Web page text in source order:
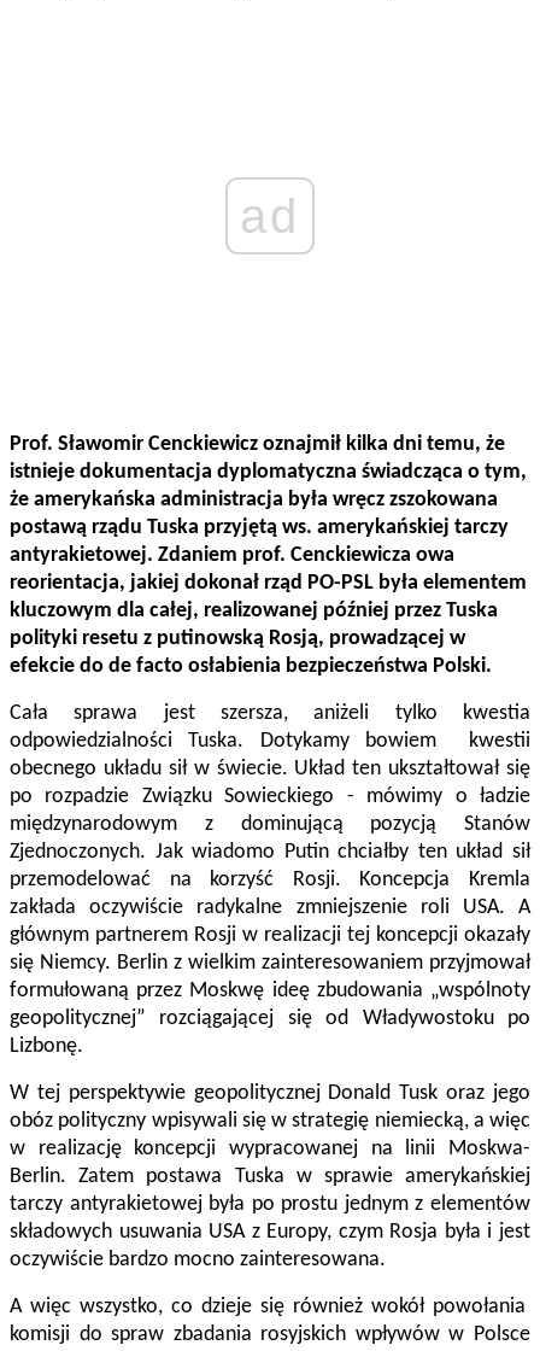
ad
Prof. Sławomir Cenckiewicz oznajmił kilka dni temu, że
istnieje dokumentacja dyplomatyczna świadcząca o tym,
że amerykańska administracja była wręcz zszokowana
postawą rządu Tuska przyjętą ws. amerykańskiej tarczy
antyrakietowej. Zdaniem prof. Cenckiewicza owa
reorientacja, jakiej dokonał rząd PO-PSL była elementem
kluczowym dla całej, realizowanej później przez Tuska
polityki resetu z putinowską Rosją, prowadzącej w
efekcie do de facto osłabienia bezpieczeństwa Polski.
Cała sprawa jest szersza, aniżeli tylko kwestia
odpowiedzialności Tuska. Dotykamy bowiem kwestii
obecnego układu sił w świecie. Układ ten ukształtował się
po rozpadzie Związku Sowieckiego - mówimy o ładzie
międzynarodowym z dominującą pozycją Stanów
Zjednoczonych. Jak wiadomo Putin chciałby ten układ sił
przemodelować na korzyść Rosji. Koncepcja Kremla
zakłada oczywiście radykalne zmniejszenie roli USA. A
głównym partnerem Rosji w realizacji tej koncepcji okazały
się Niemcy. Berlin z wielkim zainteresowaniem przyjmował
formułowaną przez Moskwę ideę zbudowania „wspólnoty
geopolitycznej” rozciągającej się od Władywostoku po
Lizbonę.
W tej perspektywie geopolitycznej Donald Tusk oraz jego
obóz polityczny wpisywali się w strategię niemiecką, a więc
w realizację koncepcji wypracowanej na linii Moskwa-
Berlin. Zatem postawa Tuska w sprawie amerykańskiej
tarczy antyrakietowej była po prostu jednym z elementów
składowych usuwania USA z Europy, czym Rosja była i jest
oczywiście bardzo mocno zainteresowana.
A więc wszystko, co dzieje się również wokół powołania
komisji do spraw zbadania rosyjskich wpływów w Polsce